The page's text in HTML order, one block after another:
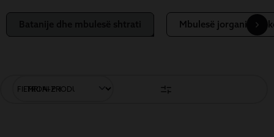
Mbulesë jorgani dhe
FILTRONI PRODUKTET